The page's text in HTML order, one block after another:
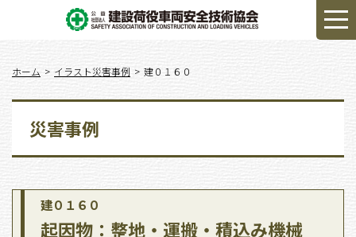
ホーム イラスト災害事例 建０１６０
災害事例
建０１６０
起因物：整地・運搬・積込み機械